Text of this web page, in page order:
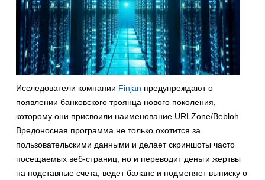
Исследователи компании Finjan предупреждают о
появлении банковского троянца нового поколения,
которому они присвоили наименование URLZone/Bebloh.
Вредоносная программа не только охотится за
пользовательскими данными и делает скриншоты часто
посещаемых веб-страниц, но и переводит деньги жертвы
на подставные счета, ведет баланс и подменяет выписку о